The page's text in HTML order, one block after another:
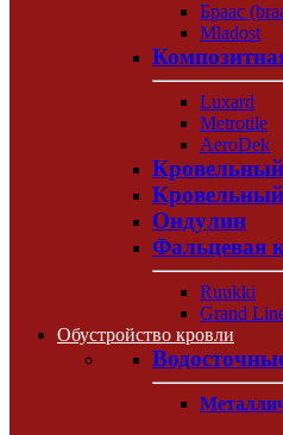
Браас
Mladost
Luxard
Metrotile
AeroDek
Ондулин
Фальцевая
Ruukki
Grand
Обустройство кровли